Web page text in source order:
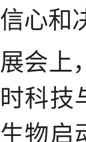
信心和
展会上
时科技
生物启